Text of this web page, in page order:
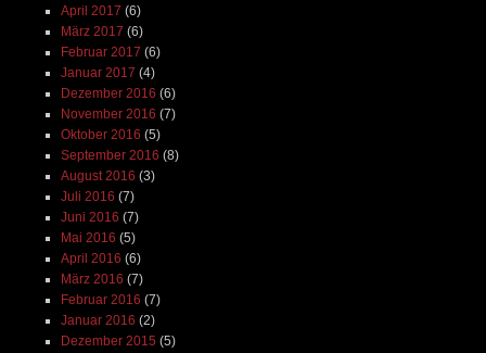
April 2017 (6)
März 2017 (6)
Februar 2017 (6)
Januar 2017 (4)
Dezember 2016 (6)
November 2016 (7)
Oktober 2016 (5)
September 2016 (8)
August 2016 (3)
Juli 2016 (7)
Juni 2016 (7)
Mai 2016 (5)
April 2016 (6)
März 2016 (7)
Februar 2016 (7)
Januar 2016 (2)
Dezember 2015 (5)